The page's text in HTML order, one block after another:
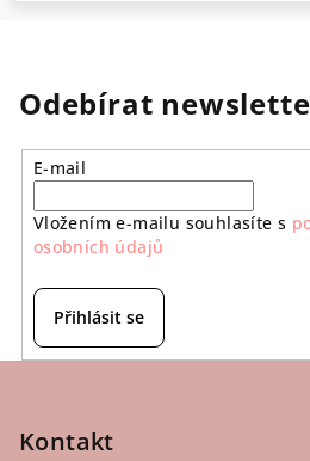
Odebírat
E-mail
Vložením e-mailu souhlasíte s
osobních údajů
Přihlásit se
Kontakt